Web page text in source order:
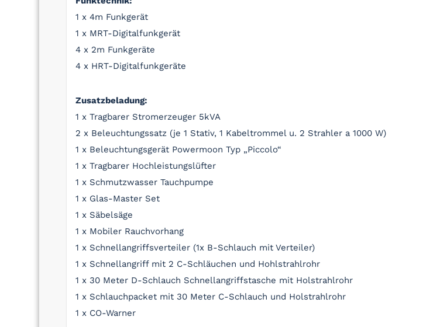
1 x 4m Funkgerät
1 x MRT-Digitalfunkgerät
4 x 2m Funkgeräte
4 x HRT-Digitalfunkgeräte
Zusatzbeladung:
1 x Tragbarer Stromerzeuger 5kVA
2 x Beleuchtungssatz (je 1 Stativ, 1 Kabeltrommel u. 2 Strahler a 1000 W)
1 x Beleuchtungsgerät Powermoon Typ „Piccolo“
1 x Tragbarer Hochleistungslüfter
1 x Schmutzwasser Tauchpumpe
1 x Glas-Master Set
1 x Säbelsäge
1 x Mobiler Rauchvorhang
1 x Schnellangriffsverteiler (1x B-Schlauch mit Verteiler)
1 x Schnellangriff mit 2 C-Schläuchen und Hohlstrahlrohr
1 x 30 Meter D-Schlauch Schnellangriffstasche mit Holstrahlrohr
1 x Schlauchpacket mit 30 Meter C-Schlauch und Holstrahlrohr
1 x CO-Warner